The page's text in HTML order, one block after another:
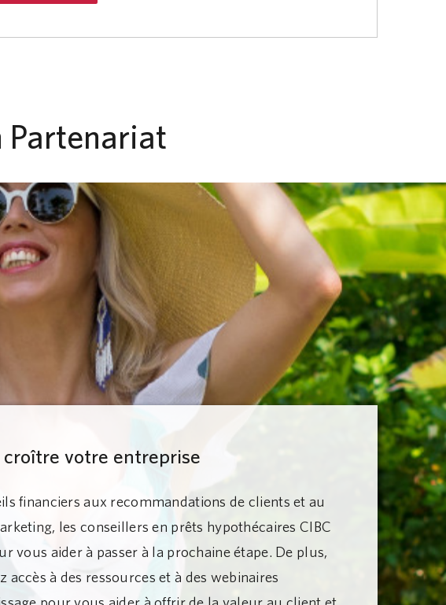
Partenariat
croître votre entreprise
financiers aux recommandations de clients et au
les conseillers en prêts hypothécaires CIBC
vous aider à passer à la prochaine étape. De plus,
accès à des ressources et à des webinaires